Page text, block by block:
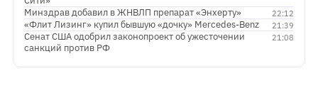
22:12
Минздрав добавил в ЖНВЛП препарат «Энхерту»
21:39
«Флит Лизинг» купил бывшую «дочку» Mercedes-Benz
21:08
Сенат США одобрил законопроект об ужесточении
санкций против РФ